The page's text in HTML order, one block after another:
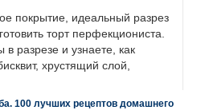
покрытие, идеальный разрез
торт перфекциониста.
разрезе и узнаете, как
хрустящий слой,
100 лучших рецептов домашнего